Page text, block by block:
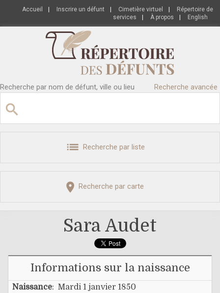
Accueil Inscrire un défunt Cimetière virtuel
Répertoire de
services
À propos English
Recherche par nom de défunt, ville ou lieu Recherche avancée
Recherche par liste
Recherche par carte
Sara Audet
Informations sur la naissance
Naissance: Mardi 1 janvier 1850